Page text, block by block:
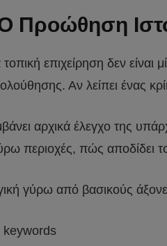
Προώθηση
επιχείρηση δεν είναι
Αν λείπει ένας
αρχικά έλεγχο της
περιοχές, πώς
γύρω από βασικούς
keywords